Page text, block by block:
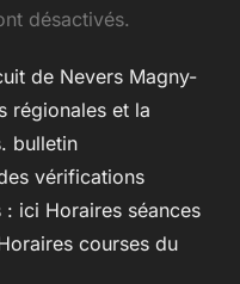
ledésactivés.
de Nevers Magny-
régionales et la
bulletin
vérifications
ici Horaires séances
courses du